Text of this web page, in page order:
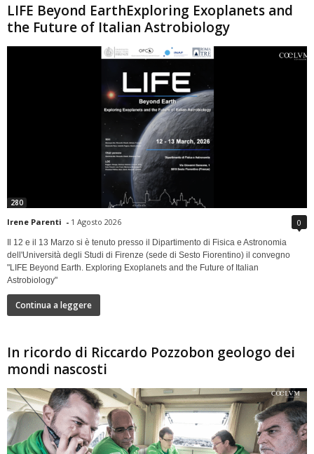
LIFE Beyond EarthExploring Exoplanets and
the Future of Italian Astrobiology
280
Irene Parenti - 1 Agosto 2026 0
Il 12 e il 13 Marzo si è tenuto presso il Dipartimento di Fisica e Astronomia
dell'Università degli Studi di Firenze (sede di Sesto Fiorentino) il convegno
"LIFE Beyond Earth. Exploring Exoplanets and the Future of Italian
Astrobiology"
Continua a leggere
In ricordo di Riccardo Pozzobon geologo dei
mondi nascosti